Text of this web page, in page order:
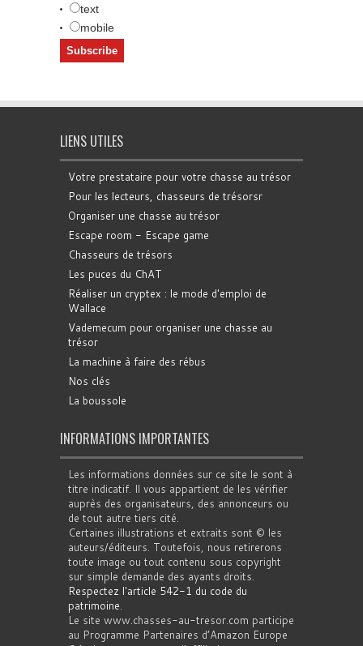
text
mobile
LIENS UTILES
Votre prestataire pour votre chasse au trésor
Pour les lecteurs, chasseurs de trésorsr
Organiser une chasse au trésor
Escape room - Escape game
Chasseurs de trésors
Les puces du ChAT
Réaliser un cryptex : le mode d'emploi de
Wallace
Vademecum pour organiser une chasse au
trésor
La machine à faire des rébus
Nos clés
La boussole
INFORMATIONS IMPORTANTES
Les informations données sur ce site le sont à
titre indicatif. Il vous appartient de les vérifier
auprès des organisateurs, des annonceurs ou
de tout autre tiers cité.
Certaines illustrations et extraits sont © les
auteurs/éditeurs. Toutefois, nous retirerons
toute image ou tout contenu sous copyright
sur simple demande des ayants droits.
Respectez l'article 542-1 du code du
patrimoine.
Le site www.chasses-au-tresor.com participe
au Programme Partenaires d’Amazon Europe